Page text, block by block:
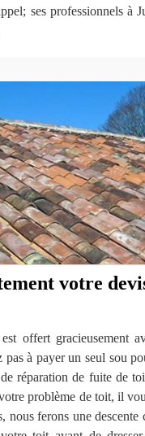
ses professionnels à
votre
offert gracieusement
à payer un seul sou
réparation de fuite de
problème de toit, il
nous ferons une descente